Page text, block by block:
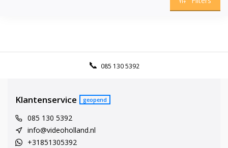
085 130 5392
Klantenservice geopend
085 130 5392
info@videoholland.nl
+31851305392